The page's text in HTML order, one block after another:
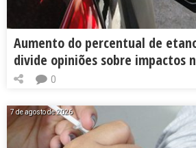
Aumento do percentual de
divide opiniões sobre impactos
0
7 de agosto de 2026